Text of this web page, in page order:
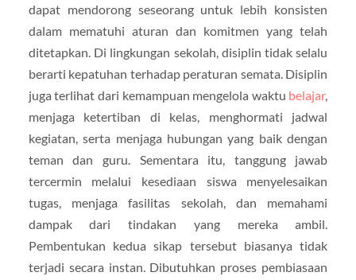
dapat mendorong seseorang untuk lebih konsisten
dalam mematuhi aturan dan komitmen yang telah
ditetapkan. Di lingkungan sekolah, disiplin tidak selalu
berarti kepatuhan terhadap peraturan semata. Disiplin
juga terlihat dari kemampuan mengelola waktu belajar,
menjaga ketertiban di kelas, menghormati jadwal
kegiatan, serta menjaga hubungan yang baik dengan
teman dan guru. Sementara itu, tanggung jawab
tercermin melalui kesediaan siswa menyelesaikan
tugas, menjaga fasilitas sekolah, dan memahami
dampak dari tindakan yang mereka ambil.
Pembentukan kedua sikap tersebut biasanya tidak
terjadi secara instan. Dibutuhkan proses pembiasaan